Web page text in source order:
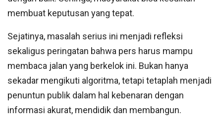
membuat keputusan yang tepat.
Sejatinya, masalah serius ini menjadi refleksi
sekaligus peringatan bahwa pers harus mampu
membaca jalan yang berkelok ini. Bukan hanya
sekadar mengikuti algoritma, tetapi tetaplah menjadi
penuntun publik dalam hal kebenaran dengan
informasi akurat, mendidik dan membangun.